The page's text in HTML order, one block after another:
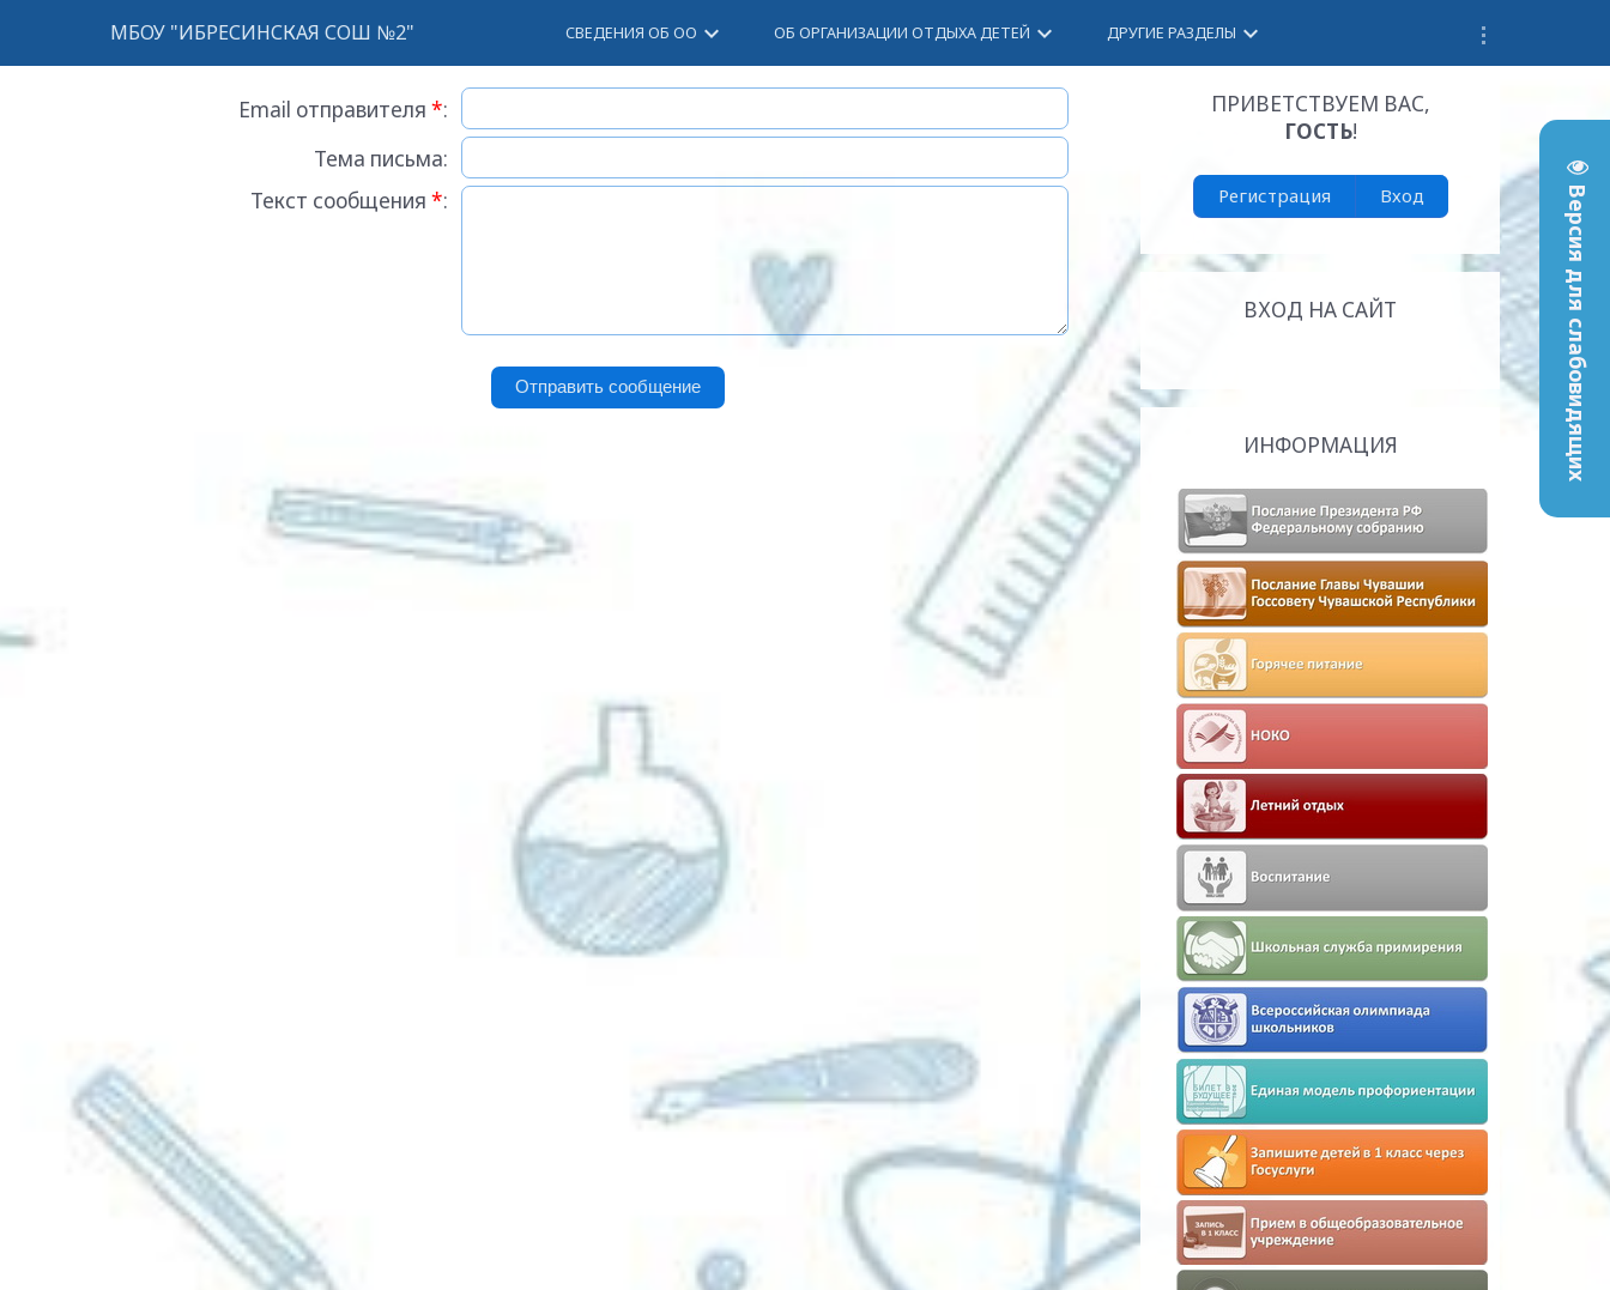
Версия для слабовидящих
МБОУ "ИБРЕСИНСКАЯ СОШ №2" СВЕДЕНИЯ ОБ ОО keyboard_arrow_down ОБ ОРГАНИЗАЦИИ ОТДЫХА ДЕТЕЙ keyboard_arrow_down ДРУГИЕ РАЗДЕЛЫ keyboard_arrow_down
Email отправителя *:
Тема письма:
Текст сообщения *:
ПРИВЕТСТВУЕМ ВАС,
ГОСТЬ!
Регистрация Вход
ВХОД НА САЙТ
ИНФОРМАЦИЯ